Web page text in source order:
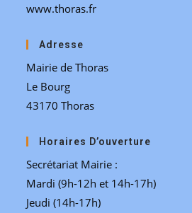
www.thoras.fr
Adresse
Mairie de Thoras
Le Bourg
43170 Thoras
Horaires D’ouverture
Secrétariat Mairie :
Mardi (9h-12h et 14h-17h)
Jeudi (14h-17h)